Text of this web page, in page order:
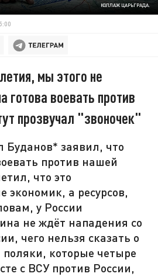
КОЛЛАЖ ЦАРЬГРАДА.
мы этого не
готова воевать против
прозвучал "звоночек"
Буданов* заявил, что
против нашей
что это
экономик, а ресурсов,
у России
не ждёт нападения со
чего нельзя сказать о
которые четыре
с ВСУ против России,